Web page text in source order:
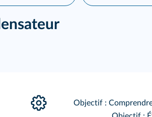
Objectif :